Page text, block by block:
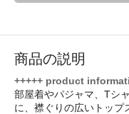
商品の説明
+++++ product
部屋着やパジャマ、Tシ
に、襟ぐりの広いトップ